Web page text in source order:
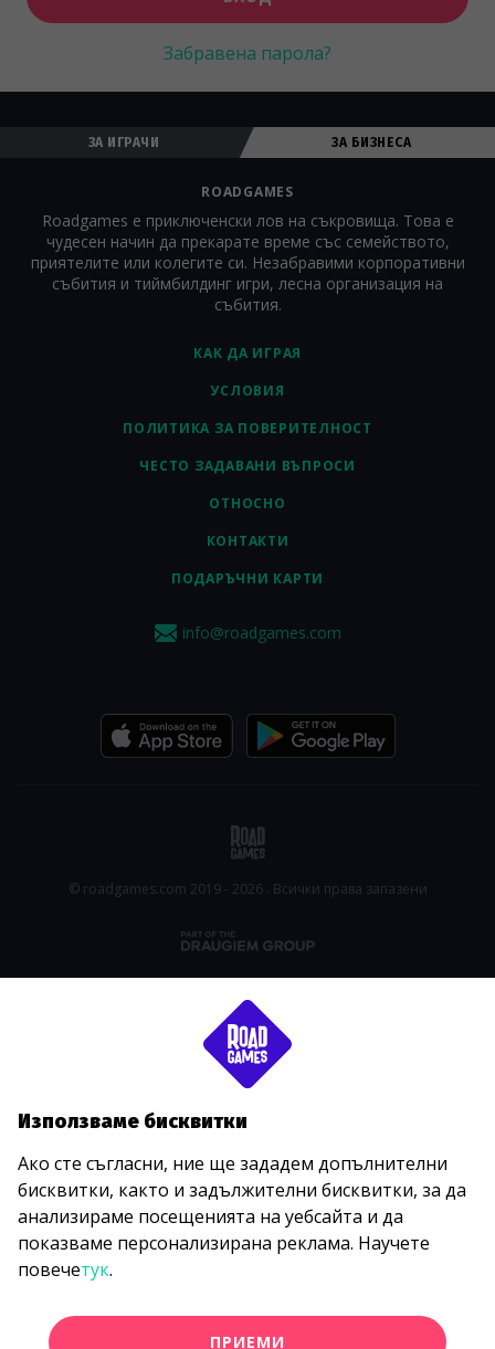
Забравена парола?
ЗА ИГРАЧИ ЗА БИЗНЕСА
КАК ДА ИГРАЯ
УСЛОВИЯ
ПОЛИТИКА ЗА ПОВЕРИТЕЛНОСТ
ЧЕСТО ЗАДАВАНИ ВЪПРОСИ
ОТНОСНО
КОНТАКТИ
ПОДАРЪЧНИ КАРТИ
ROADGAMES
Roadgames е приключенски лов на съкровища. Това е
чудесен начин да прекарате време със семейството,
приятелите или колегите си. Незабравими корпоративни
събития и тиймбилдинг игри, лесна организация на
събития.
info@roadgames.com
© roadgames.com 2019 - 2026 . Всички права запазени
Използваме бисквитки
Ако сте съгласни, ние ще зададем допълнителни
бисквитки, както и задължителни бисквитки, за да
анализираме посещенията на уебсайта и да
показваме персонализирана реклама. Научете
повечетук.
ПРИЕМИ